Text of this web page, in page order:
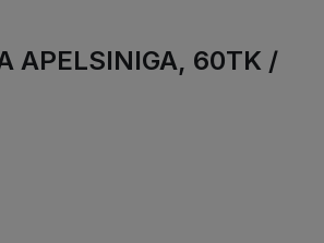
APELSINIGA, 60TK /